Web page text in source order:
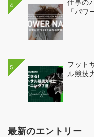
4
仕事の
「パワ
5
フット
ル競技
最新のエントリー